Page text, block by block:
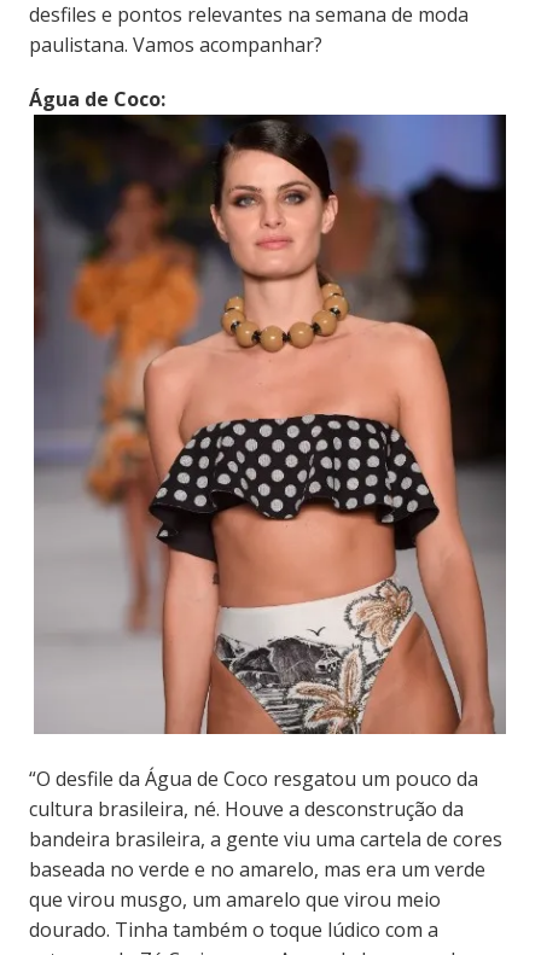
desfiles e pontos relevantes na semana de moda
paulistana. Vamos acompanhar?
Água de Coco:
“O desfile da Água de Coco resgatou um pouco da
cultura brasileira, né. Houve a desconstrução da
bandeira brasileira, a gente viu uma cartela de cores
baseada no verde e no amarelo, mas era um verde
que virou musgo, um amarelo que virou meio
dourado. Tinha também o toque lúdico com a